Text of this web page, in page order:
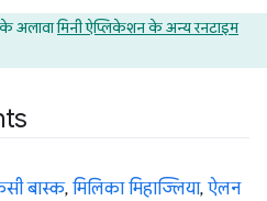
के अलावामिनी ऐप्लिकेशन के अन्य रनटाइम
बास्क, मिलिका मिहाज्लिया, ऐलन